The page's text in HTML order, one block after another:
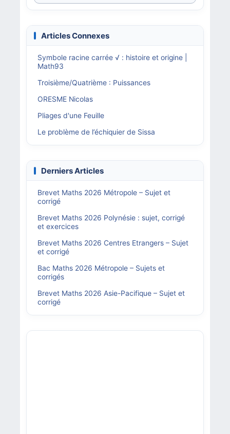
Articles Connexes
Symbole racine carrée √ : histoire et origine |
Math93
Troisième/Quatrième : Puissances
ORESME Nicolas
Pliages d'une Feuille
Le problème de l’échiquier de Sissa
Derniers Articles
Brevet Maths 2026 Métropole – Sujet et
corrigé
Brevet Maths 2026 Polynésie : sujet, corrigé
et exercices
Brevet Maths 2026 Centres Etrangers – Sujet
et corrigé
Bac Maths 2026 Métropole – Sujets et
corrigés
Brevet Maths 2026 Asie-Pacifique – Sujet et
corrigé